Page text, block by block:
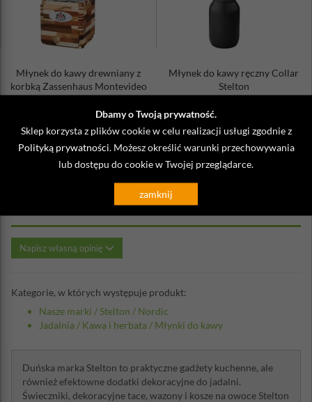
Dbamy o Twoją prywatność.
Sklep korzysta z plików cookie w celu realizacji usługi zgodnie z
Polityką prywatności . Możesz określić warunki przechowywania
lub dostępu do cookie w Twojej przeglądarce.
zamknij
Młynek do kawy drewniany z
korbką Zassenhaus Montevideo
Młynek do kawy ręczny Collar
Stelton
Opinie o Młynek do kawy ręczny Collar
Napisz własną opinię
Kategorie, w których występuje produkt:
Nasze marki /Stelton / Nordic
Jadalnia / Kawa i herbata / Młynki do kawy
Duńska marka Stelton to praktyczne gadżety kuchenne, ale
również efektowne dodatki dekoracyjne do jadalni.
Świeczniki, dekoracyjne tace, wazony i kosze na owoce Stelton